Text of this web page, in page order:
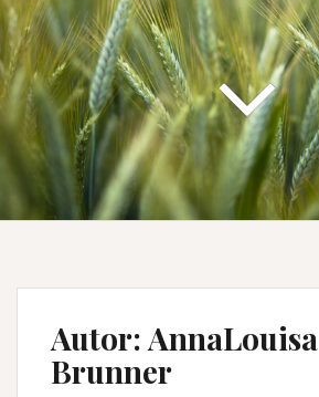
Autor:AnnaLouisa
Brunner